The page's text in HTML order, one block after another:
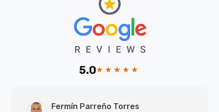
5.0
Fermín Parreño Torres